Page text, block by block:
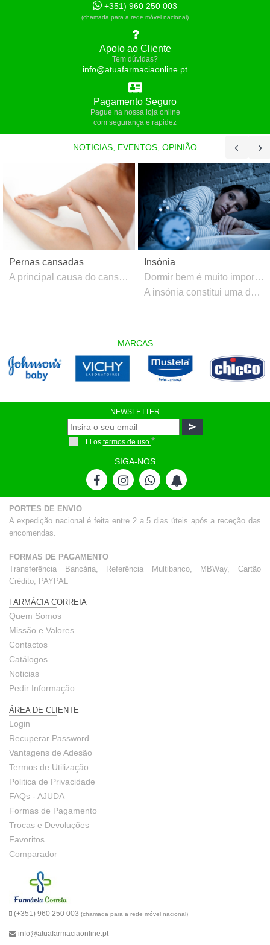
+351) 960 250 003
(chamada para a rede móvel nacional)
Apoio ao Cliente
Tem dúvidas?
info@atuafarmaciaonline.pt
Pagamento Seguro
Pague na nossa loja online
com segurança e rapidez
NOTICIAS, EVENTOS, OPINIÃO
Pernas cansadas
A principal causa do cansaço nas pernas é a má circulação, também chamada de insuficiência venosa crônica, que dificulta o fluxo de sangue, provocando o surgimento de varizes e sintomas como peso nas pernas, formigamento, dor e cãibras.
Insónia
Dormir bem é muito importante para manter a saúde e não se pode encarar o sono como perda de tempo, porque a verdade é que “dá saúde e faz crescer”. O sono é uma função essencial para restaurar o organismo. Toda a informação que recolhemos durante o dia quando estudamos, trabalhamos ou socializamos é consolidada nesta fase.
A insónia constitui uma das queixas mais frequentes, quer na população geral, quer nos contextos médicos. A Perturbação de Insónia caracteriza-se pela insatisfação com a quantidade e/ou qualidade do sono, estando associada à dificuldade em iniciar ou manter o sono e aos despertares precoces mesmo num contexto adequados para manter o mesmo.
MARCAS
NEWSLETTER
Li os termos de uso *
SIGA-NOS
PORTES DE ENVIO
A expedição nacional é feita entre 2 a 5 dias úteis após a receção das
encomendas.
FORMAS DE PAGAMENTO
Transferência Bancária, Referência Multibanco, MBWay, Cartão
Crédito, PAYPAL
FARMÁCIA CORREIA
Quem Somos
Missão e Valores
Contactos
Catálogos
Noticias
Pedir Informação
ÁREA DE CLIENTE
Login
Recuperar Password
Vantagens de Adesão
Termos de Utilização
Politica de Privacidade
FAQs - AJUDA
Formas de Pagamento
Trocas e Devoluções
Favoritos
Comparador
(+351) 960 250 003 (chamada para a rede móvel nacional)
info@atuafarmaciaonline.pt